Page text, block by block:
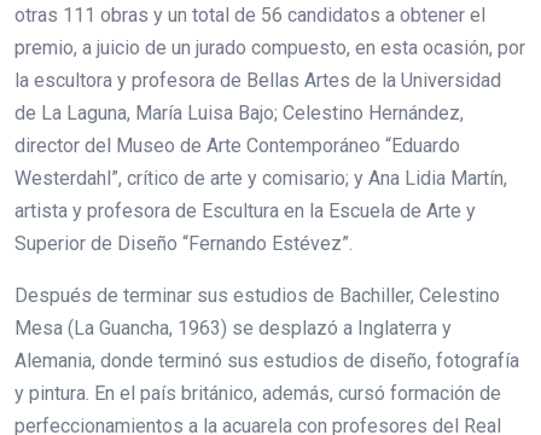
otras 111 obras y un total de 56 candidatos a obtener el
premio, a juicio de un jurado compuesto, en esta ocasión, por
la escultora y profesora de Bellas Artes de la Universidad
de La Laguna, María Luisa Bajo; Celestino Hernández,
director del Museo de Arte Contemporáneo “Eduardo
Westerdahl”, crítico de arte y comisario; y Ana Lidia Martín,
artista y profesora de Escultura en la Escuela de Arte y
Superior de Diseño “Fernando Estévez”.
Después de terminar sus estudios de Bachiller, Celestino
Mesa (La Guancha, 1963) se desplazó a Inglaterra y
Alemania, donde terminó sus estudios de diseño, fotografía
y pintura. En el país británico, además, cursó formación de
perfeccionamientos a la acuarela con profesores del Real